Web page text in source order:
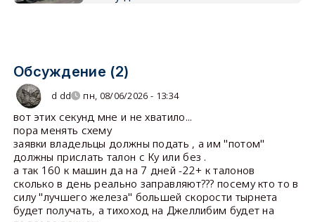
Обсуждение (2)
d dd пн, 08/06/2026 - 13:34
вот этих секунд мне и не хватило...
пора менять схему
заявки владельцы должны подать , а им "потом"
должны прислать талон с Ку или без .
а так 160 к машин да на 7 дней -22+ к талонов
сколько в день реально заправляют??? посему кто то в
силу "лучшего железа" большей скорости тырнета
будет получать, а тихоход на Джеллибим будет на